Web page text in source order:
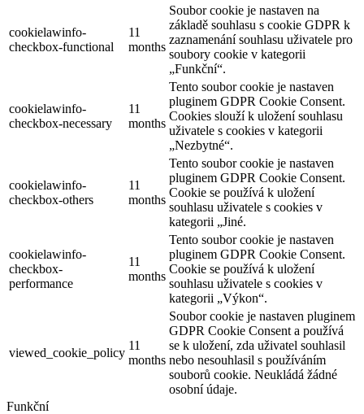
cookielawinfo-
checkbox-functional
11
months
Soubor cookie je nastaven na
základě souhlasu s cookie GDPR k
zaznamenání souhlasu uživatele pro
soubory cookie v kategorii
„Funkční“.
cookielawinfo-
checkbox-necessary
11
months
Tento soubor cookie je nastaven
pluginem GDPR Cookie Consent.
Cookies slouží k uložení souhlasu
uživatele s cookies v kategorii
„Nezbytné“.
cookielawinfo-
checkbox-others
11
months
Tento soubor cookie je nastaven
pluginem GDPR Cookie Consent.
Cookie se používá k uložení
souhlasu uživatele s cookies v
kategorii „Jiné.
cookielawinfo-
checkbox-
performance
11
months
Tento soubor cookie je nastaven
pluginem GDPR Cookie Consent.
Cookie se používá k uložení
souhlasu uživatele s cookies v
kategorii „Výkon“.
viewed_cookie_policy
11
months
Soubor cookie je nastaven pluginem
GDPR Cookie Consent a používá
se k uložení, zda uživatel souhlasil
nebo nesouhlasil s používáním
souborů cookie. Neukládá žádné
osobní údaje.
Funkční